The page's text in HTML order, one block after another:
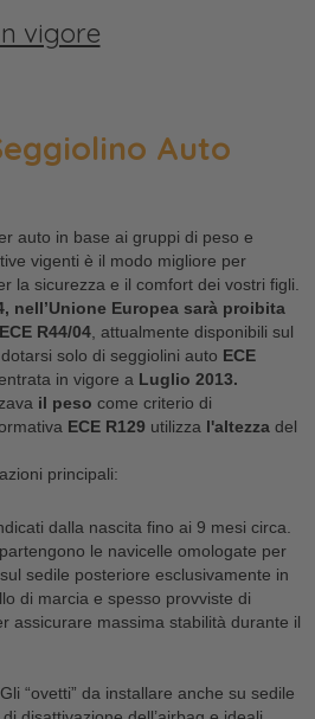
vigore
Auto
auto in base ai gruppi di peso e
vigenti è il modo migliore per
la sicurezza e il comfort dei vostri figli.
nell’Unione Europea sarà proibita
R44/04, attualmente disponibili sul
solo di seggiolini auto ECE
in vigore a Luglio 2013.
il peso come criterio di
ECE R129 utilizza l'altezza del
principali:
dalla nascita fino ai 9 mesi circa.
le navicelle omologate per
sedile posteriore esclusivamente in
di marcia e spesso provviste di
assicurare massima stabilità durante il
Gli “ovetti” da installare anche su sedile